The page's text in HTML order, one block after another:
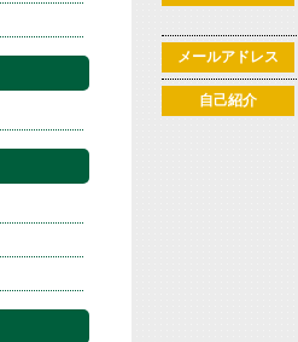
メールアドレス
自己紹介